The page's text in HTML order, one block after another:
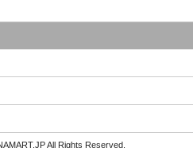
All Rights Reserved.